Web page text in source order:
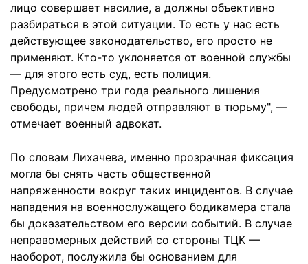
лицо совершает насилие, а должны объективно
разбираться в этой ситуации. То есть у нас есть
действующее законодательство, его просто не
применяют. Кто-то уклоняется от военной службы
— для этого есть суд, есть полиция.
Предусмотрено три года реального лишения
свободы, причем людей отправляют в тюрьму", —
отмечает военный адвокат.
По словам Лихачева, именно прозрачная фиксация
могла бы снять часть общественной
напряженности вокруг таких инцидентов. В случае
нападения на военнослужащего бодикамера стала
бы доказательством его версии событий. В случае
неправомерных действий со стороны ТЦК —
наоборот, послужила бы основанием для